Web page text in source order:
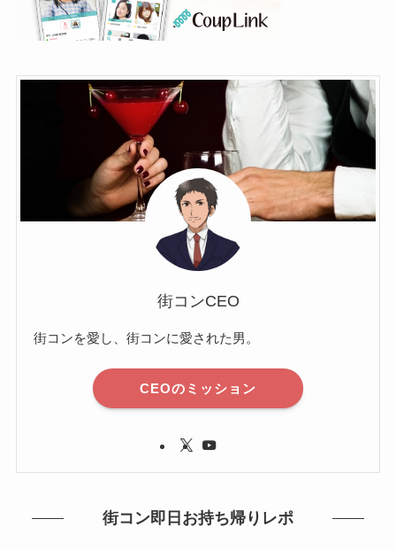
街コンCEO
街コンを愛し、街コンに愛された男。
CEOのミッション
街コン即日お持ち帰りレポ